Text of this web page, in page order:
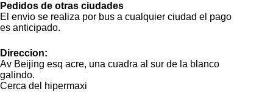
Pedidos de otras ciudades
El envio se realiza por bus a cualquier ciudad el pago
es anticipado.
Direccion:
Av Beijing esq acre, una cuadra al sur de la blanco
galindo.
Cerca del hipermaxi